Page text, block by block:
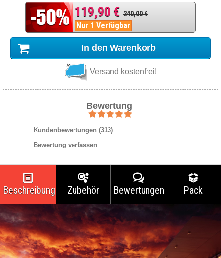
119,90 € 240,00 €
Nur 1 Verfügbar
In den Warenkorb
Versand kostenfrei!
Bewertung
Kundenbewertungen (313)
Bewertung verfassen
Beschreibung Zubehör Bewertungen Pack